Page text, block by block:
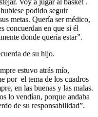
podido seguir
metas. Quería ser médico,
concuerdan en que si él
donde quería estar”.
de su hijo.
estuvo atrás mío,
por el tema de los cuadros
en las buenas y las malas.
lo vendían, porque andaba
de su responsabilidad”.